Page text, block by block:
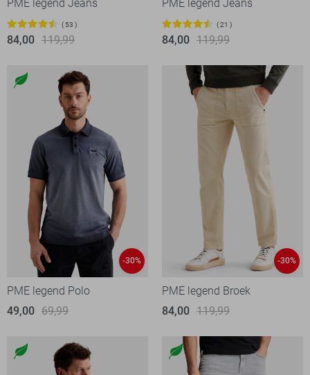
PME legend Jeans
53
84,00 119,99
PME legend Jeans
21
84,00 119,99
-30%
PME legend Polo
49,00 69,99
-30%
PME legend Broek
84,00 119,99